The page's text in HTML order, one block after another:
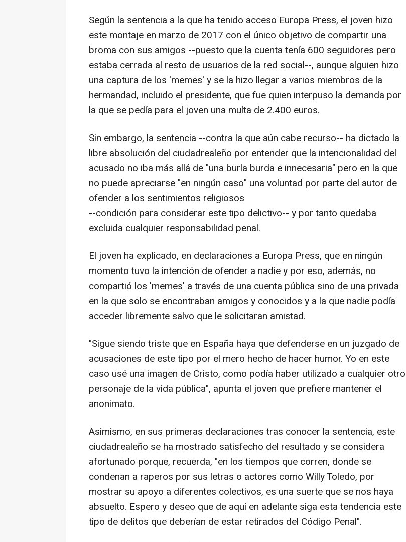
Según la sentencia a la que ha tenido acceso Europa Press, el joven hizo
este montaje en marzo de 2017 con el único objetivo de compartir una
broma con sus amigos --puesto que la cuenta tenía 600 seguidores pero
estaba cerrada al resto de usuarios de la red social--, aunque alguien hizo
una captura de los 'memes' y se la hizo llegar a varios miembros de la
hermandad, incluido el presidente, que fue quien interpuso la demanda por
la que se pedía para el joven una multa de 2.400 euros.
Sin embargo, la sentencia --contra la que aún cabe recurso-- ha dictado la
libre absolución del ciudadrealeño por entender que la intencionalidad del
acusado no iba más allá de "una burla burda e innecesaria" pero en la que
no puede apreciarse "en ningún caso" una voluntad por parte del autor de
ofender a los sentimientos religiosos
--condición para considerar este tipo delictivo-- y por tanto quedaba
excluida cualquier responsabilidad penal.
El joven ha explicado, en declaraciones a Europa Press, que en ningún
momento tuvo la intención de ofender a nadie y por eso, además, no
compartió los 'memes' a través de una cuenta pública sino de una privada
en la que solo se encontraban amigos y conocidos y a la que nadie podía
acceder libremente salvo que le solicitaran amistad.
"Sigue siendo triste que en España haya que defenderse en un juzgado de
acusaciones de este tipo por el mero hecho de hacer humor. Yo en este
caso usé una imagen de Cristo, como podía haber utilizado a cualquier otro
personaje de la vida pública", apunta el joven que prefiere mantener el
anonimato.
Asimismo, en sus primeras declaraciones tras conocer la sentencia, este
ciudadrealeño se ha mostrado satisfecho del resultado y se considera
afortunado porque, recuerda, "en los tiempos que corren, donde se
condenan a raperos por sus letras o actores como Willy Toledo, por
mostrar su apoyo a diferentes colectivos, es una suerte que se nos haya
absuelto. Espero y deseo que de aquí en adelante siga esta tendencia este
tipo de delitos que deberían de estar retirados del Código Penal".